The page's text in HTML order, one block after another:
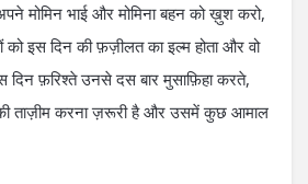
मोमिन भाई और मोमिना बहन को ख़ुश करो,
इस दिन की फ़ज़ीलत का इल्म होता और वो
फ़रिश्ते उनसे दस बार मुसाफ़िहा करते,
ताज़ीम करना ज़रूरी है और उसमें कुछ आमाल